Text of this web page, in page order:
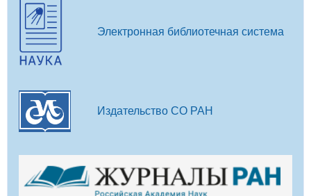
Электронная библиотечная система
Издательство СО РАН